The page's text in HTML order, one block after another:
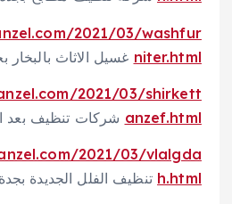
2021/03/washfur
niter.html غسيل الاثاث بالبخار
2021/03/shirkett
anzef.html شركات تنظيف بعد
2021/03/vlalgda
h.html تنظيف الفلل الجديدة بجدة